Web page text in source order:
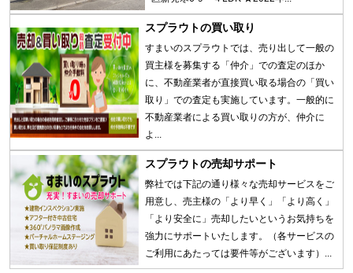
スプラウトの買い取り
すまいのスプラウトでは、売り出して一般の
買主様を募集する「仲介」での査定のほか
に、不動産業者が直接買い取る場合の「買い
取り」での査定も実施しています。一般的に
不動産業者による買い取りの方が、仲介に
よ...
スプラウトの売却サポート
弊社では下記の通り様々な売却サービスをご
用意し、売主様の「より早く」「より高く」
「より安全に」売却したいというお気持ちを
強力にサポートいたします。（各サービスの
ご利用にあたっては要件等がございます）...